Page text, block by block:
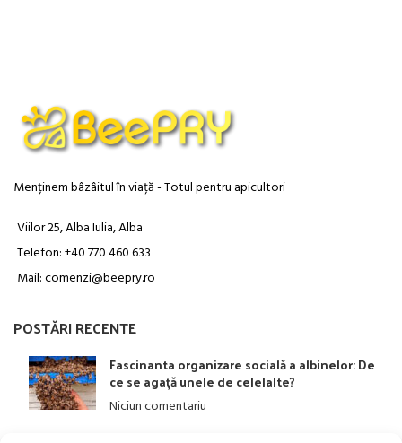
Menținem bâzâitul în viață - Totul pentru apicultori
Viilor 25, Alba Iulia, Alba
Telefon: +40 770 460 633
Mail: comenzi@beepry.ro
POSTĂRI RECENTE
Fascinanta organizare socială a albinelor: De
ce se agață unele de celelalte?
Niciun comentariu